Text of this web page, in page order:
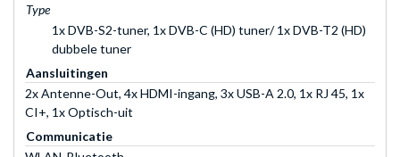
Type
1x DVB-S2-tuner, 1x DVB-C (HD) tuner/ 1x DVB-T2 (HD)
dubbele tuner
Aansluitingen
2x Antenne-Out, 4x HDMI-ingang, 3x USB-A 2.0, 1x RJ 45, 1x
CI+, 1x Optisch-uit
Communicatie